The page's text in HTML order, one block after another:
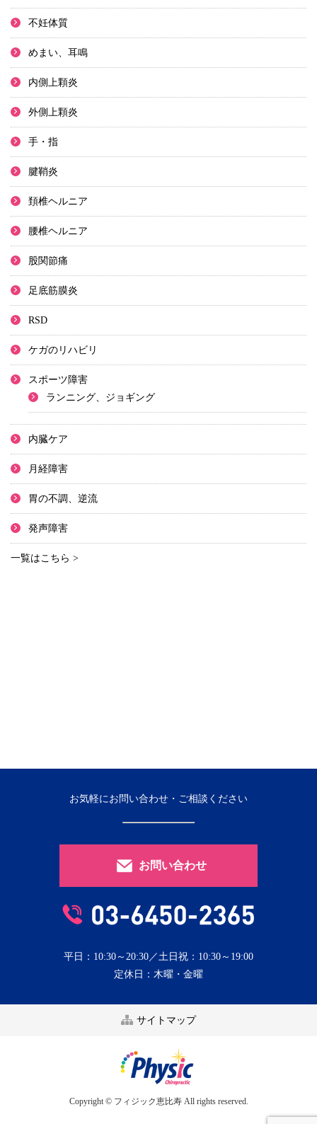
不妊体質
めまい、耳鳴
内側上顆炎
外側上顆炎
手・指
腱鞘炎
頚椎ヘルニア
腰椎ヘルニア
股関節痛
足底筋膜炎
RSD
ケガのリハビリ
スポーツ障害
ランニング、ジョギング
内臓ケア
月経障害
胃の不調、逆流
発声障害
一覧はこちら >
お気軽にお問い合わせ・ご相談ください
お問い合わせ
平日：10:30～20:30／土日祝：10:30～19:00
定休日：木曜・金曜
サイトマップ
Copyright © フィジック恵比寿 All rights reserved.